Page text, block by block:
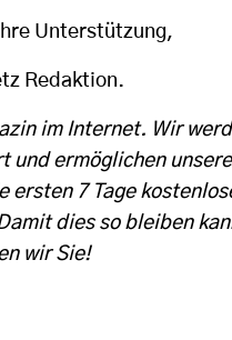
Unterstützung,
Redaktion.
im Internet. Wir
und ermöglichen
ersten 7 Tage
dies so bleiben
wir Sie!